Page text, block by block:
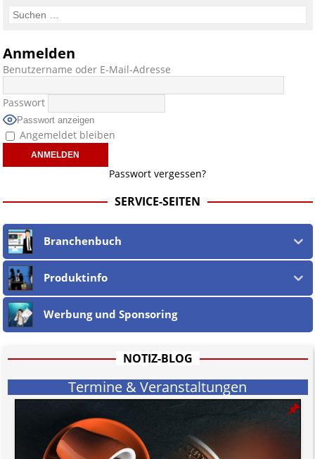
Anmelden
Benutzername oder E-Mail-Adresse
Passwort
Passwort anzeigen
Angemeldet bleiben
Passwort vergessen?
SERVICE-SEITEN
Branchenbuch
Produktinfo
Werbung und Sponsoring
NOTIZ-BLOG
Termine & Veranstaltungen